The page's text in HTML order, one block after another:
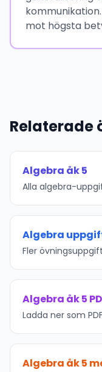
mot högsta
Relaterade
Algebra åk 5
Alla algebra-
Algebra
Fler
Algebra åk 5
Ladda ner som
Algebra åk 5